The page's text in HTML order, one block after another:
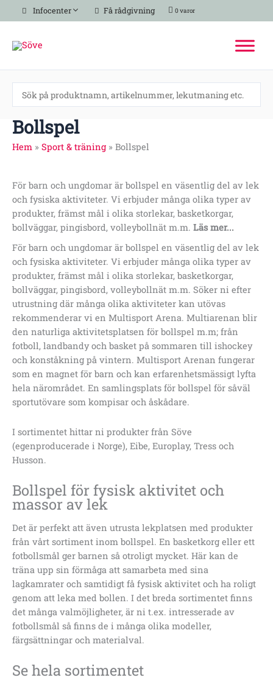
Hoppa
till
Infocenter Få rådgivning 0 varor
Bollspel
Hem » Sport & träning » Bollspel
För barn och ungdomar är bollspel en väsentlig del av lek
och fysiska aktiviteter. Vi erbjuder många olika typer av
produkter, främst mål i olika storlekar, basketkorgar,
bollväggar, pingisbord, volleybollnät m.m. Läs mer...
För barn och ungdomar är bollspel en väsentlig del av lek
och fysiska aktiviteter. Vi erbjuder många olika typer av
produkter, främst mål i olika storlekar, basketkorgar,
bollväggar, pingisbord, volleybollnät m.m. Söker ni efter
utrustning där många olika aktiviteter kan utövas
rekommenderar vi en Multisport Arena. Multiarenan blir
den naturliga aktivitetsplatsen för bollspel m.m; från
fotboll, landbandy och basket på sommaren till ishockey
och konståkning på vintern. Multisport Arenan fungerar
som en magnet för barn och kan erfarenhetsmässigt lyfta
hela närområdet. En samlingsplats för bollspel för såväl
sportutövare som kompisar och åskådare.
I sortimentet hittar ni produkter från Söve
(egenproducerade i Norge), Eibe, Europlay, Tress och
Husson.
Bollspel för fysisk aktivitet och
massor av lek
Det är perfekt att även utrusta lekplatsen med produkter
från vårt sortiment inom bollspel. En basketkorg eller ett
fotbollsmål ger barnen så otroligt mycket. Här kan de
träna upp sin förmåga att samarbeta med sina
lagkamrater och samtidigt få fysisk aktivitet och ha roligt
genom att leka med bollen. I det breda sortimentet finns
det många valmöjligheter, är ni t.ex. intresserade av
fotbollsmål så finns de i många olika modeller,
färgsättningar och materialval.
Se hela sortimentet